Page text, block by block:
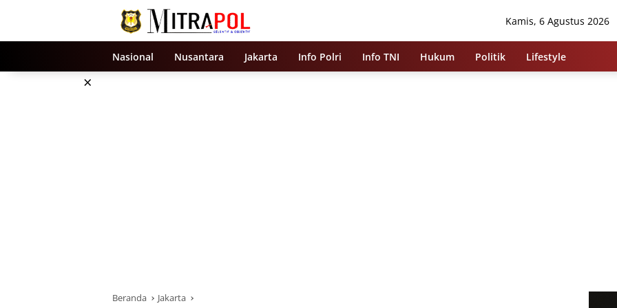
Kamis, 6 Agustus 2026
Nasional Nusantara Jakarta Info Polri Info TNI Hukum Politik Lifestyle
×
Beranda Jakarta